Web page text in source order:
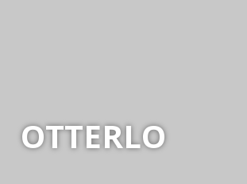
OTTERLO